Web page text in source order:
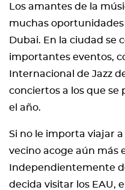
Los amantes de la
muchas
Dubai. En la ciudad se
importantes eventos,
Internacional de Jazz
conciertos a los que
el año.
Si no le importa viajar
vecino acoge aún más
Independientemente
decida visitar los EAU,